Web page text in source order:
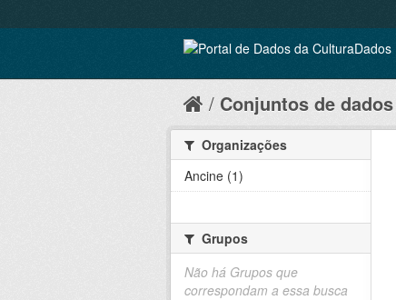
Conjuntos de dados
Organizações
Ancine (1)
Grupos
Não há Grupos que
correspondam a essa busca